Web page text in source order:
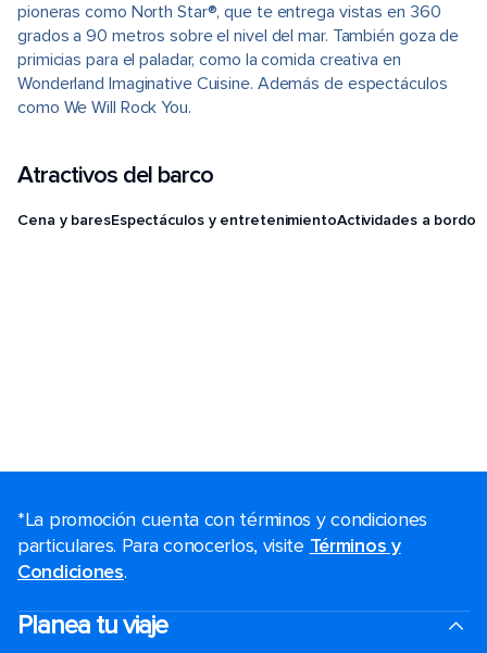
pioneras como North Star®, que te entrega vistas en 360
grados a 90 metros sobre el nivel del mar. También goza de
primicias para el paladar, como la comida creativa en
Wonderland Imaginative Cuisine. Además de espectáculos
como We Will Rock You.
Atractivos del barco
Cena y baresEspectáculos y entretenimientoActividades a bordo
*La promoción cuenta con términos y condiciones
particulares. Para conocerlos, visite Términos y
Condiciones.
Planea tu viaje